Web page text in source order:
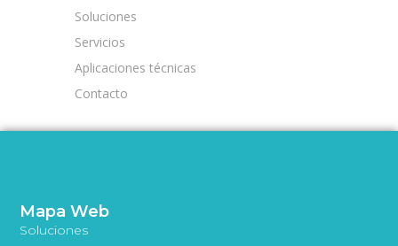
Soluciones
Servicios
Aplicaciones técnicas
Contacto
Mapa Web
Soluciones